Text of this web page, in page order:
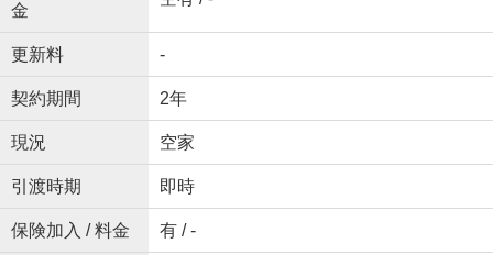
金
更新料 -
契約期間 2年
現況 空家
引渡時期 即時
保険加入 / 料金 有 / -